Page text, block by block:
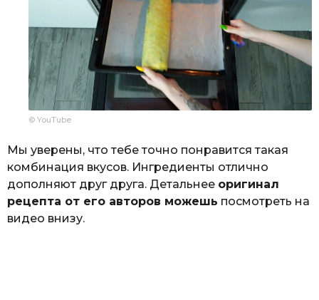
© YouTube
Мы уверены, что тебе точно понравится такая
комбинация вкусов. Ингредиенты отлично
дополняют друг друга. Детальнее оригинал
рецепта от его авторов можешь посмотреть на
видео внизу.